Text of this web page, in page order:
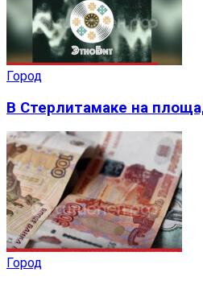
Город
В Стерлитамаке на
Город